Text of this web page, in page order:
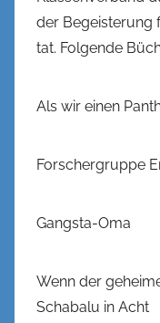
der Begeisterung
tat. Folgende
Als wir einen
Forschergruppe
Gangsta-Oma
Wenn der
Schabalu in Acht